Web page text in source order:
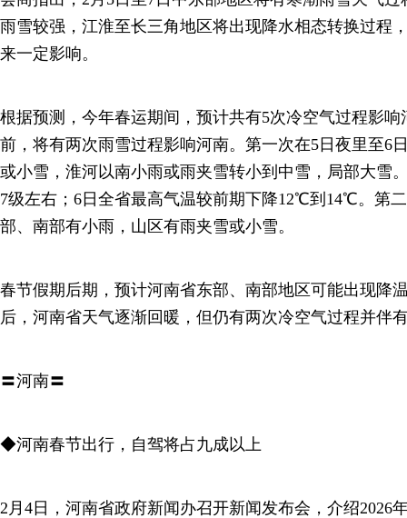
雨雪较强，江淮至长三角地区将出现降水相态转换过程
来一定影响。
根据预测，今年春运期间，预计共有5次冷空气过程影
前，将有两次雨雪过程影响河南。第一次在5日夜里至6
或小雪，淮河以南小雨或雨夹雪转小到中雪，局部大雪
7级左右；6日全省最高气温较前期下降12℃到14℃。第
部、南部有小雨，山区有雨夹雪或小雪。
春节假期后期，预计河南省东部、南部地区可能出现降
后，河南省天气逐渐回暖，但仍有两次冷空气过程并伴
〓河南〓
◆河南春节出行，自驾将占九成以上
2月4日，河南省政府新闻办召开新闻发布会，介绍2026